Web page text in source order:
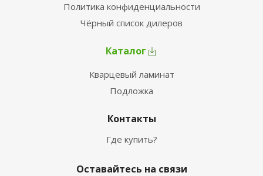
Политика конфиденциальности
Чёрный список дилеров
Каталог
Кварцевый ламинат
Подложка
Контакты
Где купить?
Оставайтесь на связи